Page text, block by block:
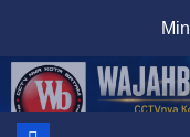
content